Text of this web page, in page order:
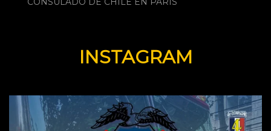
INSTAGRAM